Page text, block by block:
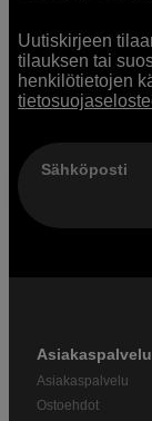
Uutiskirjeen
tilauksen tai
henkilötietojen
Sähköposti
Asiakaspalvelu
Asiakaspalvelu
Ostoehdot